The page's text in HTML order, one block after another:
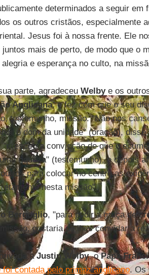
determinados a seguir em
os outros cristãos, especialmente
Jesus foi à nossa frente. Ele
mais de perto, de modo que o
e esperança no culto, na
parte, agradeceu Welbye os
Anglicana, e fez com que o seu
testemunho, missão. "Não nos
o dom da unidade" (oração),
a convicção de que o
riqueza" (testemunho), e depois
para colocar no centro as
nesta missão".
Bergoglio, "para pedir a graça de
gostaria de lhes convidar a
aJustin Welby, oPapa
foi contada pelo primaz anglicano. Os